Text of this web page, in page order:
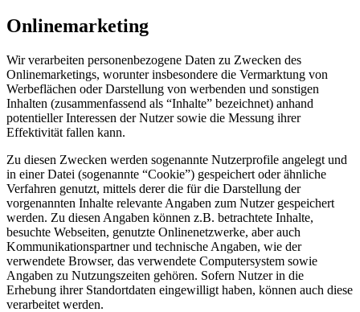
Onlinemarketing
Wir verarbeiten personenbezogene Daten zu Zwecken des
Onlinemarketings, worunter insbesondere die Vermarktung von
Werbeflächen oder Darstellung von werbenden und sonstigen
Inhalten (zusammenfassend als “Inhalte” bezeichnet) anhand
potentieller Interessen der Nutzer sowie die Messung ihrer
Effektivität fallen kann.
Zu diesen Zwecken werden sogenannte Nutzerprofile angelegt und
in einer Datei (sogenannte “Cookie”) gespeichert oder ähnliche
Verfahren genutzt, mittels derer die für die Darstellung der
vorgenannten Inhalte relevante Angaben zum Nutzer gespeichert
werden. Zu diesen Angaben können z.B. betrachtete Inhalte,
besuchte Webseiten, genutzte Onlinenetzwerke, aber auch
Kommunikationspartner und technische Angaben, wie der
verwendete Browser, das verwendete Computersystem sowie
Angaben zu Nutzungszeiten gehören. Sofern Nutzer in die
Erhebung ihrer Standortdaten eingewilligt haben, können auch diese
verarbeitet werden.